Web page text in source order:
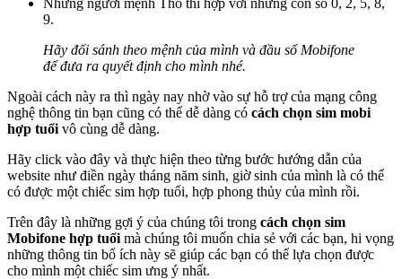
9.
Hãy đối sánh theo mệnh của mình và đầu số Mobifone
để đưa ra quyết định cho mình nhé.
Ngoài cách này ra thì ngày nay nhờ vào sự hỗ trợ của mạng công
nghệ thông tin bạn cũng có thể dễ dàng có cách chọn sim mobi
hợp tuổi vô cùng dễ dàng.
Hãy click vào đây và thực hiện theo từng bước hướng dẫn của
website như điền ngày tháng năm sinh, giờ sinh của mình là có thể
có được một chiếc sim hợp tuổi, hợp phong thủy của mình rồi.
Trên đây là những gợi ý của chúng tôi trong cách chọn sim
Mobifone hợp tuổi mà chúng tôi muốn chia sẻ với các bạn, hi vọng
những thông tin bổ ích này sẽ giúp các bạn có thể lựa chọn được
cho mình một chiếc sim ưng ý nhất.